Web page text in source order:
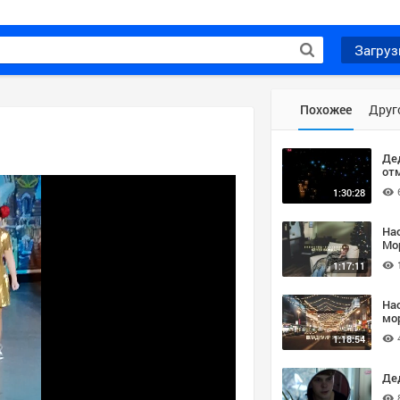
Похожее
1:30:28
1:17:11
1:18:54